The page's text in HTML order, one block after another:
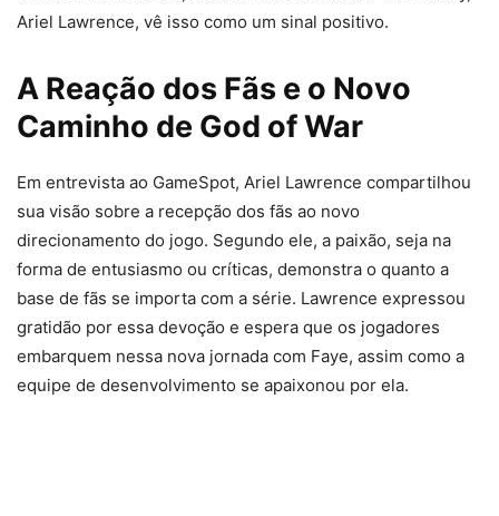
Ariel Lawrence, vê isso como um sinal positivo.
A Reação dos Fãs e o Novo
Caminho de God of War
Em entrevista ao GameSpot, Ariel Lawrence compartilhou
sua visão sobre a recepção dos fãs ao novo
direcionamento do jogo. Segundo ele, a paixão, seja na
forma de entusiasmo ou críticas, demonstra o quanto a
base de fãs se importa com a série. Lawrence expressou
gratidão por essa devoção e espera que os jogadores
embarquem nessa nova jornada com Faye, assim como a
equipe de desenvolvimento se apaixonou por ela.